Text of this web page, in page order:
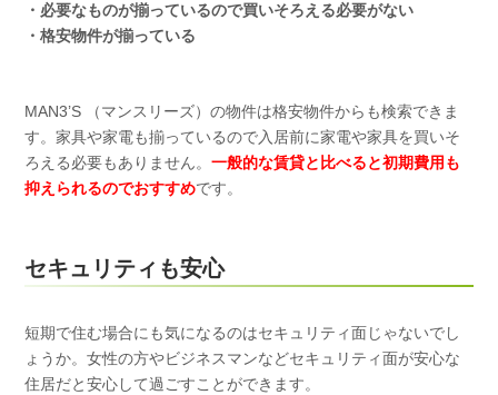
・必要なものが揃っているので買いそろえる必要がない
・格安物件が揃っている
MAN3’S （マンスリーズ）の物件は格安物件からも検索できま
す。家具や家電も揃っているので入居前に家電や家具を買いそ
ろえる必要もありません。 一般的な賃貸と比べると初期費用も
抑えられるのでおすすめです。
セキュリティも安心
短期で住む場合にも気になるのはセキュリティ面じゃないでし
ょうか。女性の方やビジネスマンなどセキュリティ面が安心な
住居だと安心して過ごすことができます。